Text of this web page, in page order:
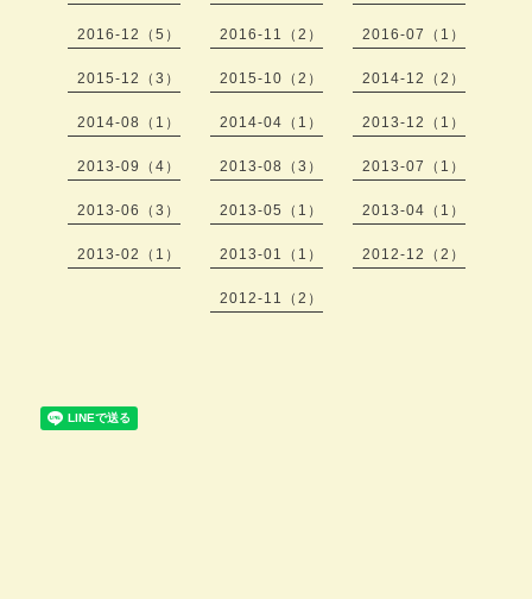
2016-12（5） 2016-11（2） 2016-07（1）
2015-12（3） 2015-10（2） 2014-12（2）
2014-08（1） 2014-04（1） 2013-12（1）
2013-09（4） 2013-08（3） 2013-07（1）
2013-06（3） 2013-05（1） 2013-04（1）
2013-02（1） 2013-01（1） 2012-12（2）
2012-11（2）